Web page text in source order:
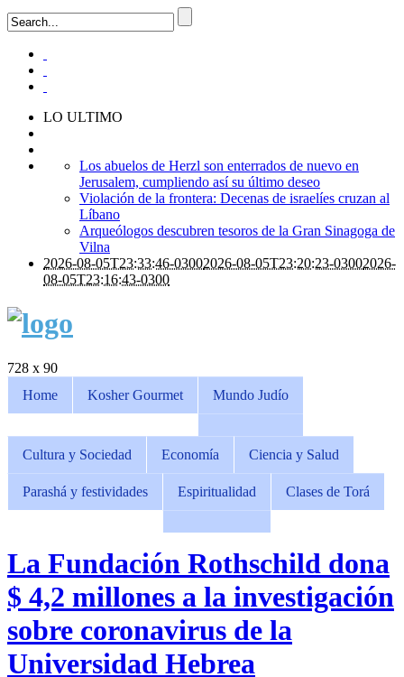
LO ULTIMO
Los abuelos de Herzl son enterrados de nuevo en
Jerusalem, cumpliendo así su último deseo
Violación de la frontera: Decenas de israelíes cruzan al
Líbano
Arqueólogos descubren tesoros de la Gran Sinagoga de
Vilna
2026-08-05T23:33:46-03002026-08-05T23:20:23-03002026-
08-05T23:16:43-0300
728 x 90
Home
Kosher Gourmet Mundo Judío
Cultura y Sociedad Economía Ciencia y Salud
Parashá y festividades Espiritualidad Clases de Torá
La Fundación Rothschild dona
$ 4,2 millones a la investigación
sobre coronavirus de la
Universidad Hebrea